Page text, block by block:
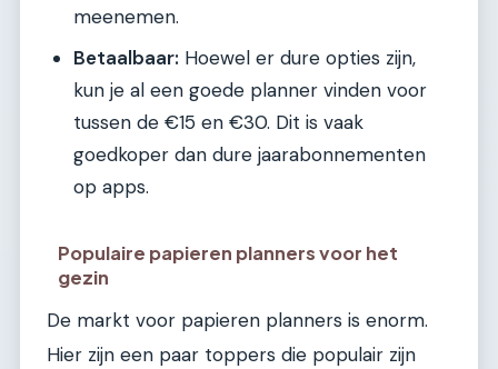
meenemen.
Betaalbaar: Hoewel er dure opties zijn,
kun je al een goede planner vinden voor
tussen de €15 en €30. Dit is vaak
goedkoper dan dure jaarabonnementen
op apps.
Populaire papieren planners voor het
gezin
De markt voor papieren planners is enorm.
Hier zijn een paar toppers die populair zijn